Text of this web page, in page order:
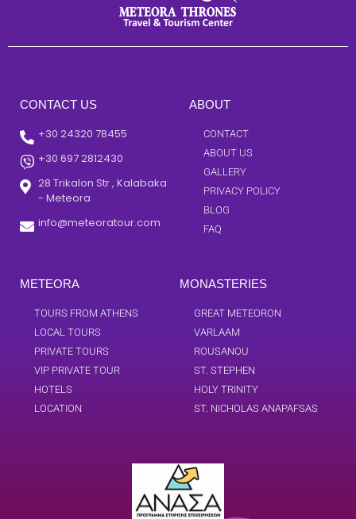
CONTACT US
+30 24320 78455
+30 697 2812430
28 Trikalon Str , Kalabaka
- Meteora
info@meteoratour.com
ABOUT
CONTACT
ABOUT US
GALLERY
PRIVACY POLICY
BLOG
FAQ
METEORA
TOURS FROM ATHENS
LOCAL TOURS
PRIVATE TOURS
VIP PRIVATE TOUR
HOTELS
LOCATION
MONASTERIES
GREAT METEORON
VARLAAM
ROUSANOU
ST. STEPHEN
HOLY TRINITY
ST. NICHOLAS ANAPAFSAS